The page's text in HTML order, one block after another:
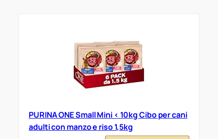
PURINA ONE Small Mini < 10kg Cibo per cani
adulti con manzo e riso 1,5kg